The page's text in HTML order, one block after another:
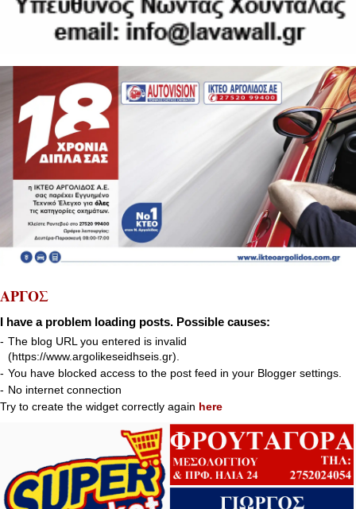
ΑΡΓΟΣ
I have a problem loading posts. Possible causes:
- The blog URL you entered is invalid
(https://www.argolikeseidhseis.gr).
- You have blocked access to the post feed in your Blogger settings.
- No internet connection
Try to create the widget correctly again here